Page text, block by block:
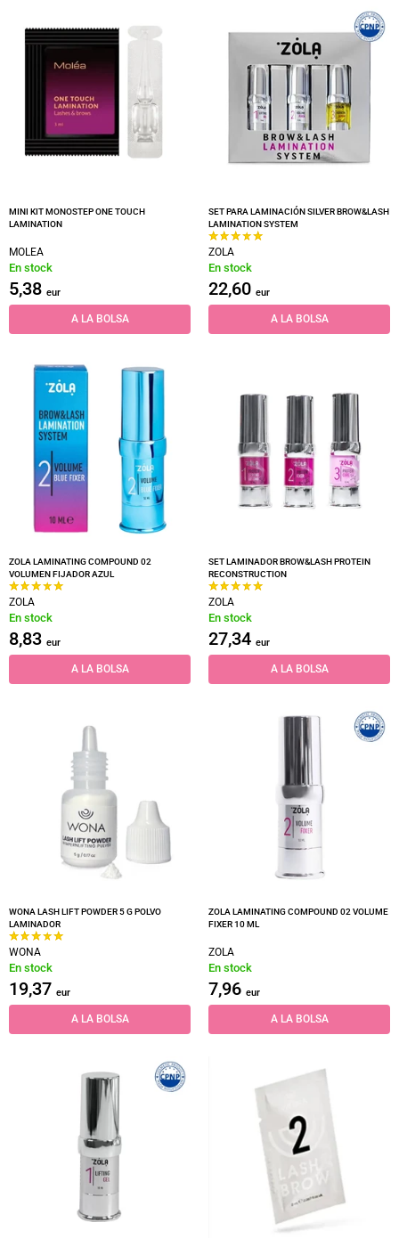
MINI KIT MONOSTEP ONE TOUCH
LAMINATION
MOLEA
En stock
5,38 eur
A LA BOLSA
SET PARA LAMINACIÓN SILVER BROW&LASH
LAMINATION SYSTEM
ZOLA
En stock
22,60 eur
A LA BOLSA
ZOLA LAMINATING COMPOUND 02
VOLUMEN FIJADOR AZUL
ZOLA
En stock
8,83 eur
A LA BOLSA
SET LAMINADOR BROW&LASH PROTEIN
RECONSTRUCTION
ZOLA
En stock
27,34 eur
A LA BOLSA
WONA LASH LIFT POWDER 5 G POLVO
LAMINADOR
WONA
En stock
19,37 eur
A LA BOLSA
ZOLA LAMINATING COMPOUND 02 VOLUME
FIXER 10 ML
ZOLA
En stock
7,96 eur
A LA BOLSA